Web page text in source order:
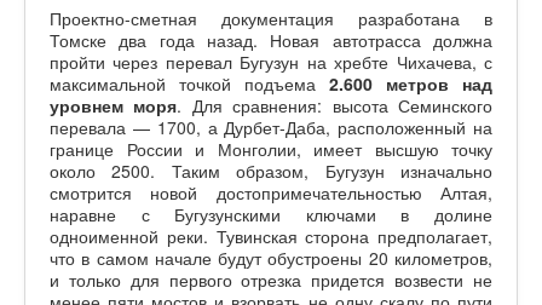
Проектно-сметная документация разработана в
Томске два года назад. Новая автотрасса должна
пройти через перевал Бугузун на хребте Чихачева, с
максимальной точкой подъема 2.600 метров над
уровнем моря. Для сравнения: высота Семинского
перевала — 1700, а Дурбет-Даба, расположенный на
границе России и Монголии, имеет высшую точку
около 2500. Таким образом, Бугузун изначально
смотрится новой достопримечательностью Алтая,
наравне с Бугузунскими ключами в долине
одноименной реки. Тувинская сторона предполагает,
что в самом начале будут обустроены 20 километров,
и только для первого отрезка придется возвести не